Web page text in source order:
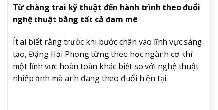
Từ chàng trai kỹ thuật đến hành trình theo đuổi
nghệ thuật bằng tất cả đam mê
Ít ai biết rằng trước khi bước chân vào lĩnh vực sáng
tạo, Đặng Hải Phong từng theo học ngành cơ khí –
một lĩnh vực hoàn toàn khác biệt so với nghệ thuật
nhiếp ảnh mà anh đang theo đuổi hiện tại.